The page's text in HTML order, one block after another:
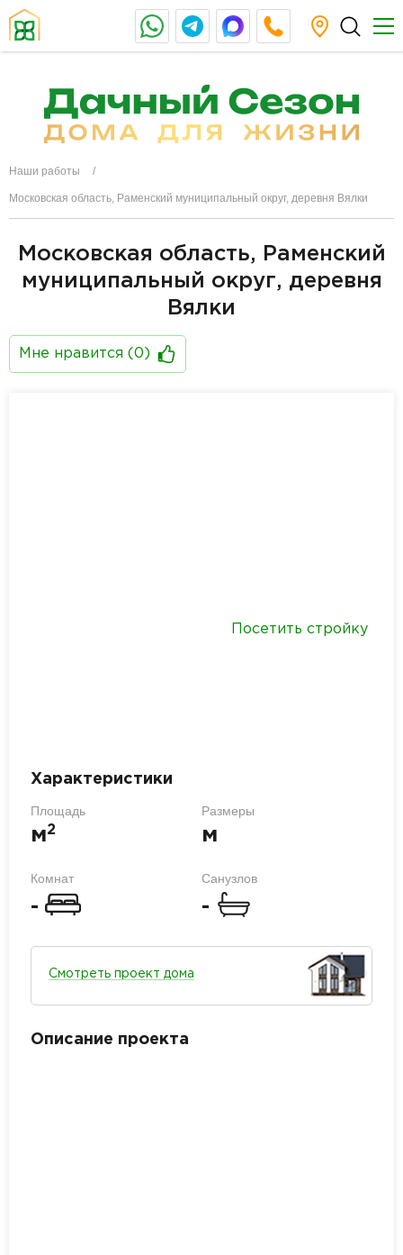
Наши работы
Московская область, Раменский муниципальный округ, деревня Вялки
Московская область, Раменский
муниципальный округ, деревня
Вялки
Мне нравится ( 0 )
Посетить стройку
Характеристики
Площадь
м2
Размеры
м
Комнат
-
Санузлов
-
Смотреть проект дома
Описание проекта